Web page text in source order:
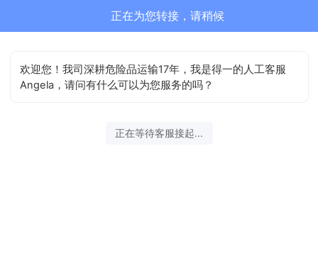
正在为您转接，请稍候
欢迎您！我司深耕危险品运输17年，我是得一的人工客服
Angela，请问有什么可以为您服务的吗？
正在等待客服接起...